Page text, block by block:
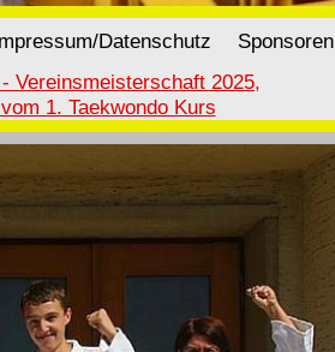
Datenschutz Sponsoren
Vereinsmeisterschaft 2025,
1. Taekwondo Kurs